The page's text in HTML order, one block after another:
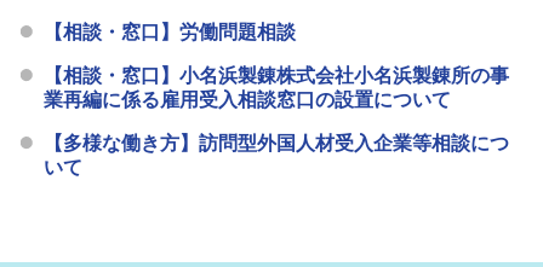
【相談・窓口】労働問題相談
【相談・窓口】小名浜製錬株式会社小名浜製錬所の事
業再編に係る雇用受入相談窓口の設置について
【多様な働き方】訪問型外国人材受入企業等相談につ
いて